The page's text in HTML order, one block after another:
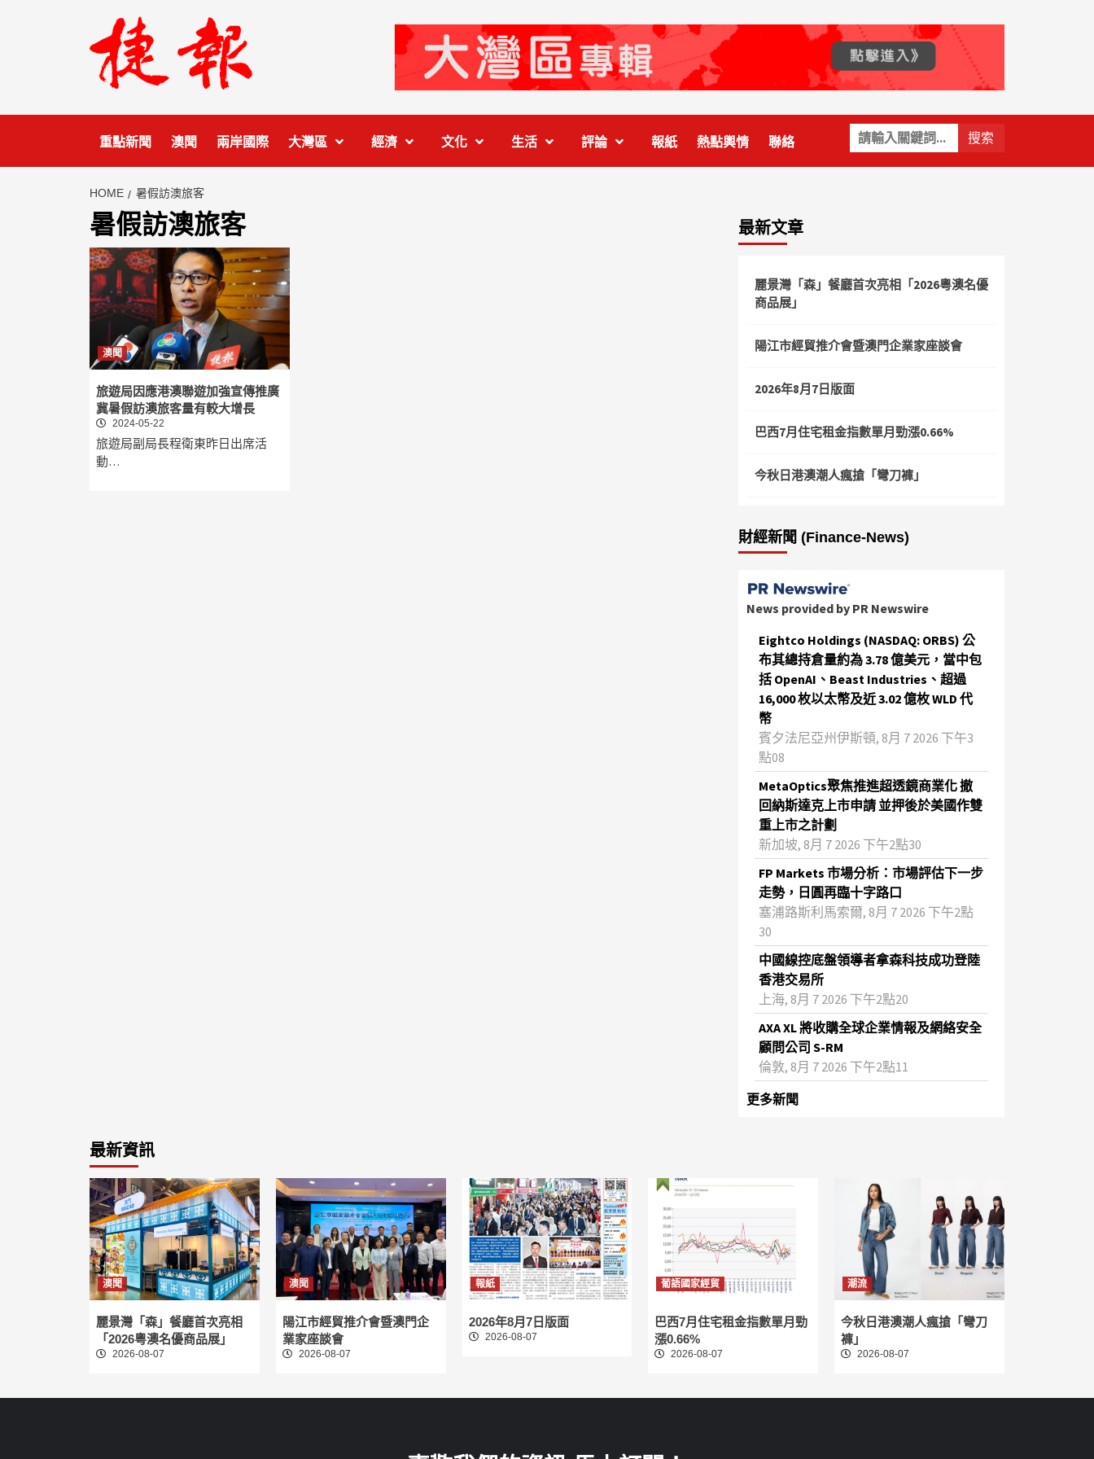
關
鍵
字:
重點新聞 澳聞 兩岸國際 大灣區 經濟 文化 生活 評論 報紙 熱點輿情 聯絡
HOME 暑假訪澳旅客
暑假訪澳旅客
澳聞
旅遊局因應港澳聯遊加強宣傳推廣
冀暑假訪澳旅客量有較大增長
2024-05-22
旅遊局副局長程衛東昨日出席活
動…
最新文章
麗景灣「森」餐廳首次亮相「2026粵澳名優
商品展」
陽江市經貿推介會暨澳門企業家座談會
2026年8月7日版面
巴西7月住宅租金指數單月勁漲0.66%
今秋日港澳潮人瘋搶「彎刀褲」
財經新聞 (Finance-News)
News provided by PR Newswire
Eightco Holdings (NASDAQ: ORBS) 公
布其總持倉量約為 3.78 億美元，當中包
括 OpenAI、Beast Industries、超過
16,000 枚以太幣及近 3.02 億枚 WLD 代
幣
賓夕法尼亞州伊斯頓, 8月 7 2026 下午3
點08
MetaOptics聚焦推進超透鏡商業化 撤
回納斯達克上市申請 並押後於美國作雙
重上市之計劃
新加坡, 8月 7 2026 下午2點30
FP Markets 市場分析：市場評估下一步
走勢，日圓再臨十字路口
塞浦路斯利馬索爾, 8月 7 2026 下午2點
30
中國線控底盤領導者拿森科技成功登陸
香港交易所
上海, 8月 7 2026 下午2點20
AXA XL 將收購全球企業情報及網絡安全
顧問公司 S-RM
倫敦, 8月 7 2026 下午2點11
更多新聞
最新資訊
澳聞
麗景灣「森」餐廳首次亮相
「2026粵澳名優商品展」
2026-08-07
澳聞
陽江市經貿推介會暨澳門企
業家座談會
2026-08-07
報紙
2026年8月7日版面
2026-08-07
葡語國家經貿
巴西7月住宅租金指數單月勁
漲0.66%
2026-08-07
潮流
今秋日港澳潮人瘋搶「彎刀
褲」
2026-08-07